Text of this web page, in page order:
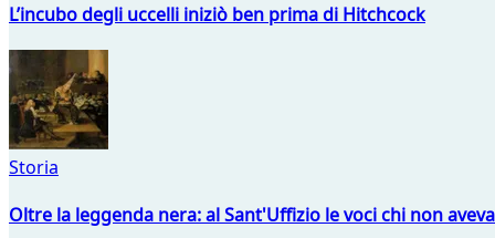
L’incubo degli uccelli iniziò ben prima di Hitchcock
Storia
Oltre la leggenda nera: al Sant'Uffizio le voci chi non